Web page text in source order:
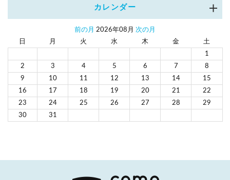
カレンダー
前の月 2026年08月 次の月
日
月 火 水 木 金
土
1
2
3 4 5 6 7
8
9
10 11 12 13 14
15
16
17 18 19 20 21
22
23
24 25 26 27 28
29
30
31